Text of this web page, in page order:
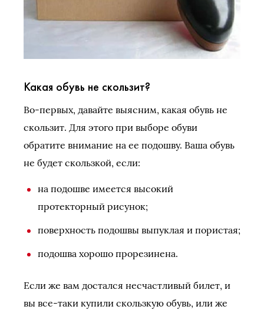
Какая обувь не скользит?
Во-первых, давайте выясним, какая обувь не
скользит. Для этого при выборе обуви
обратите внимание на ее подошву. Ваша обувь
не будет скользкой, если:
на подошве имеется высокий
протекторный рисунок;
поверхность подошвы выпуклая и пористая;
подошва хорошо прорезинена.
Если же вам достался несчастливый билет, и
вы все-таки купили скользкую обувь, или же